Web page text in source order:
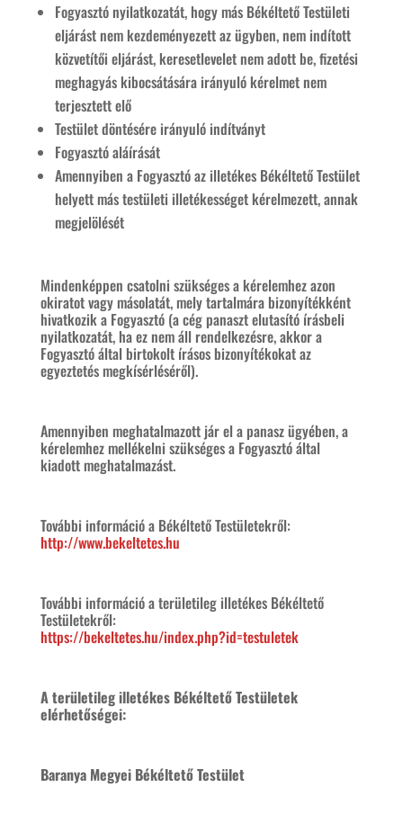
Fogyasztó nyilatkozatát, hogy más Békéltető Testületi
eljárást nem kezdeményezett az ügyben, nem indított
közvetítői eljárást, keresetlevelet nem adott be, fizetési
meghagyás kibocsátására irányuló kérelmet nem
terjesztett elő
Testület döntésére irányuló indítványt
Fogyasztó aláírását
Amennyiben a Fogyasztó az illetékes Békéltető Testület
helyett más testületi illetékességet kérelmezett, annak
megjelölését
Mindenképpen csatolni szükséges a kérelemhez azon
okiratot vagy másolatát, mely tartalmára bizonyítékként
hivatkozik a Fogyasztó (a cég panaszt elutasító írásbeli
nyilatkozatát, ha ez nem áll rendelkezésre, akkor a
Fogyasztó által birtokolt írásos bizonyítékokat az
egyeztetés megkísérléséről).
Amennyiben meghatalmazott jár el a panasz ügyében, a
kérelemhez mellékelni szükséges a Fogyasztó által
kiadott meghatalmazást.
További információ a Békéltető Testületekről:
http://www.bekeltetes.hu
További információ a területileg illetékes Békéltető
Testületekről:
https://bekeltetes.hu/index.php?id=testuletek
A területileg illetékes Békéltető Testületek
elérhetőségei:
Baranya Megyei Békéltető Testület